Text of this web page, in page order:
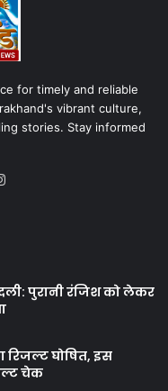
for timely and reliable
vibrant culture,
stories. Stay informed
पुरानी रंजिश को लेकर
रिजल्ट घोषित, इस
चेक